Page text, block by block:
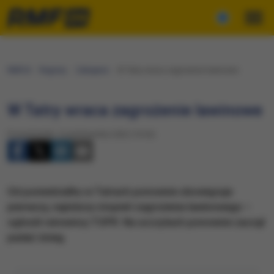
W Tatry wraca zagrożenie lawinowe